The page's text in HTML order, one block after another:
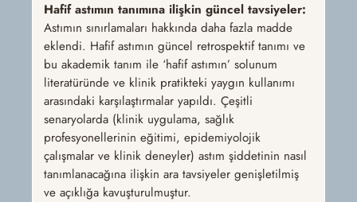
Hafif astımın tanımına ilişkin güncel tavsiyeler:
Astımın sınırlamaları hakkında daha fazla madde
eklendi. Hafif astımın güncel retrospektif tanımı ve
bu akademik tanım ile ‘hafif astımın’ solunum
literatüründe ve klinik pratikteki yaygın kullanımı
arasındaki karşılaştırmalar yapıldı. Çeşitli
senaryolarda (klinik uygulama, sağlık
profesyonellerinin eğitimi, epidemiyolojik
çalışmalar ve klinik deneyler) astım şiddetinin nasıl
tanımlanacağına ilişkin ara tavsiyeler genişletilmiş
ve açıklığa kavuşturulmuştur.